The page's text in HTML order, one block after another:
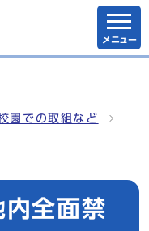
メニュー
園での取組など
内全面禁